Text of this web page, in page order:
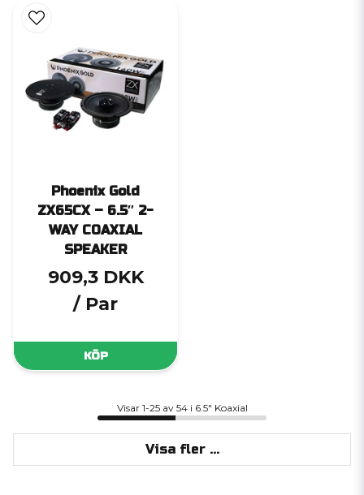
Phoenix Gold
ZX65CX – 6.5″ 2-
WAY COAXIAL
SPEAKER
909,3 DKK
/ Par
KÖP
Visar 1-25 av 54 i 6.5" Koaxial
Visa fler ...